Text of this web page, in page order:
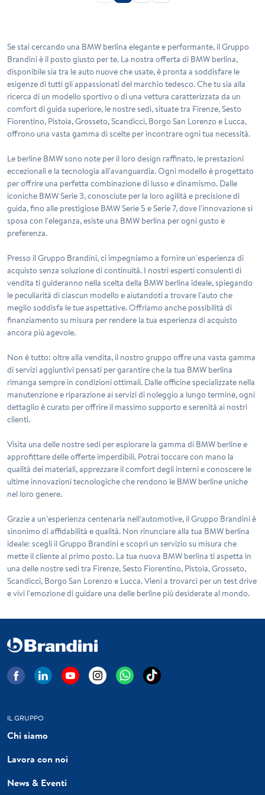
Se stai cercando una BMW berlina elegante e performante, il Gruppo
Brandini è il posto giusto per te. La nostra offerta di BMW berlina,
disponibile sia tra le auto nuove che usate, è pronta a soddisfare le
esigenze di tutti gli appassionati del marchio tedesco. Che tu sia alla
ricerca di un modello sportivo o di una vettura caratterizzata da un
comfort di guida superiore, le nostre sedi, situate tra Firenze, Sesto
Fiorentino, Pistoia, Grosseto, Scandicci, Borgo San Lorenzo e Lucca,
offrono una vasta gamma di scelte per incontrare ogni tua necessità.
Le berline BMW sono note per il loro design raffinato, le prestazioni
eccezionali e la tecnologia all'avanguardia. Ogni modello è progettato
per offrire una perfetta combinazione di lusso e dinamismo. Dalle
iconiche BMW Serie 3, conosciute per la loro agilità e precisione di
guida, fino alle prestigiose BMW Serie 5 e Serie 7, dove l'innovazione si
sposa con l'eleganza, esiste una BMW berlina per ogni gusto e
preferenza.
Presso il Gruppo Brandini, ci impegniamo a fornire un'esperienza di
acquisto senza soluzione di continuità. I nostri esperti consulenti di
vendita ti guideranno nella scelta della BMW berlina ideale, spiegando
le peculiarità di ciascun modello e aiutandoti a trovare l'auto che
meglio soddisfa le tue aspettative. Offriamo anche possibilità di
finanziamento su misura per rendere la tua esperienza di acquisto
ancora più agevole.
Non è tutto: oltre alla vendita, il nostro gruppo offre una vasta gamma
di servizi aggiuntivi pensati per garantire che la tua BMW berlina
rimanga sempre in condizioni ottimali. Dalle officine specializzate nella
manutenzione e riparazione ai servizi di noleggio a lungo termine, ogni
dettaglio è curato per offrire il massimo supporto e serenità ai nostri
clienti.
Visita una delle nostre sedi per esplorare la gamma di BMW berline e
approfittare delle offerte imperdibili. Potrai toccare con mano la
qualità dei materiali, apprezzare il comfort degli interni e conoscere le
ultime innovazioni tecnologiche che rendono le BMW berline uniche
nel loro genere.
Grazie a un’esperienza centenaria nell’automotive, il Gruppo Brandini è
sinonimo di affidabilità e qualità. Non rinunciare alla tua BMW berlina
ideale: scegli il Gruppo Brandini e scopri un servizio su misura che
mette il cliente al primo posto. La tua nuova BMW berlina ti aspetta in
una delle nostre sedi tra Firenze, Sesto Fiorentino, Pistoia, Grosseto,
Scandicci, Borgo San Lorenzo e Lucca. Vieni a trovarci per un test drive
e vivi l'emozione di guidare una delle berline più desiderate al mondo.
IL GRUPPO
Chi siamo
Lavora con noi
News & Eventi